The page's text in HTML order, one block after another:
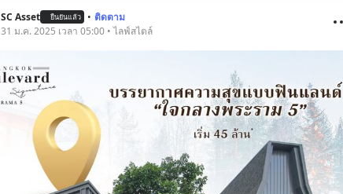
SC Asset ยืนยันแล้ว • ติดตาม
31 ม.ค. 2025 เวลา 05:00 • ไลฟ์สไตล์